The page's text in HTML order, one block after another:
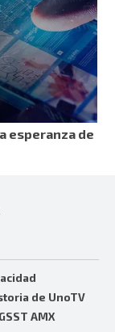
esperanza de
de UnoTV
AMX